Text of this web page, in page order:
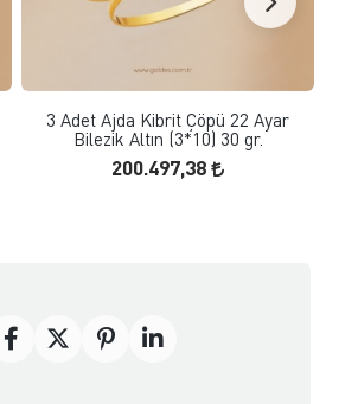
FAVORILERE EKLE
3 Adet Ajda Kibrit Çöpü 22 Ayar
Bilezik Altın (3*10) 30 gr.
200.497,38